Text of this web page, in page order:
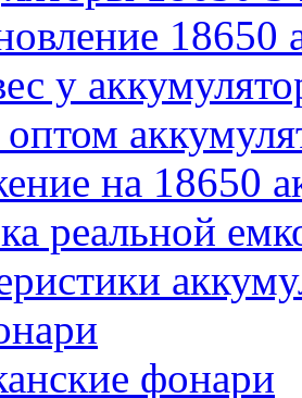
18650
у
на 18650
реальной
фонари